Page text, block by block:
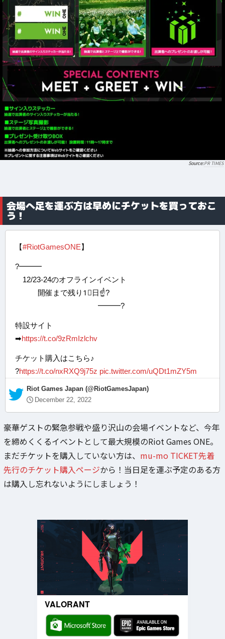
PR TIMES
会場へ足を運ぶ方は早めにチケットを買っておこ
う！
【#RiotGamesONE】
?━━━
12/23-24のオフラインイベント
開催まで残り1⃣日☝?
━━━?
特設サイト
➡https://t.co/9zRmIzlchv
チケット購入はこちら♪
?https://t.co/nxRXQ9j75z pic.twitter.com/uQDt1mZY5m
— Riot Games Japan (@RiotGamesJapan)
December 22, 2022
豪華ゲストの緊急参戦や盛り沢山の会場イベントなど、今年
を締めくくるイベントとして最大規模のRiot Games ONE。
まだチケットを購入していない方は、 mu-mo TICKET先着
先行のチケット購入ページから！当日足を運ぶ予定のある方
は購入し忘れないようにしましょう！
VALORANT